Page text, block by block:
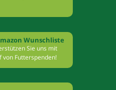
Wunschliste
Sie uns mit
von Futterspenden!